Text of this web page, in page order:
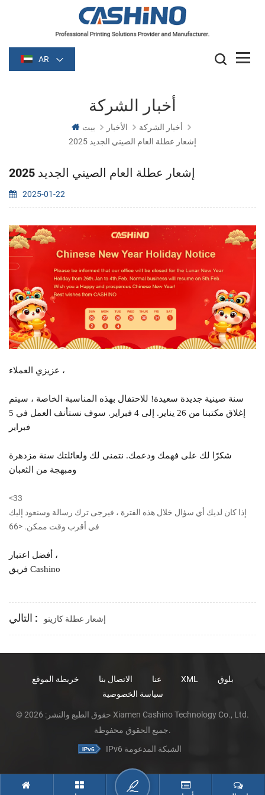
AR
أخبار الشركة
بيت الأخبار
أخبار الشركة
2025 إشعار عطلة العام الصيني الجديد
2025 إشعار عطلة العام الصيني الجديد
2025-01-22
عزيزي العملاء ،
سنة صينية جديدة سعيدة! للاحتفال بهذه المناسبة الخاصة ، سيتم
إغلاق مكتبنا من 26 يناير. إلى 4 فبراير. سوف نستأنف العمل في 5
شكرًا لك على فهمك ودعمك. نتمنى لك ولعائلتك سنة مزدهرة
<33
إذا كان لديك أي سؤال خلال هذه الفترة ، فيرجى ترك رسالة وسنعود إليك
في أقرب وقت ممكن. <66
أفضل اعتبار ،
فريق Cashino
التالي : إشعار عطلة كازينو
عنا الاتصال بنا خريطة الموقع XML
بلوق
سياسة الخصوصية
© حقوق الطبع والنشر: 2026 Xiamen Cashino Technology Co., Ltd.
جميع الحقوق محفوظة.
IPv6 الشبكة المدعومة